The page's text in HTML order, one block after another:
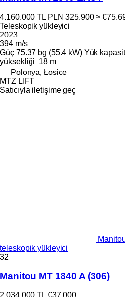
4.160.000 TL PLN 325.900 ≈
Teleskopik yükleyici
2023
394 m/s
Güç 75.37 bg (55.4 kW) Yük
yüksekliği 18 m
Polonya, Łosice
MTZ LIFT
Satıcıyla iletişime geç
teleskopik yükleyici
32
Manitou MT 1840 A (306)
2.034.000 TL €37.000